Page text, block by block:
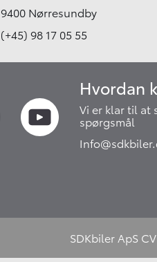
9400 Nørresundby
(+45) 98 17 05 55
Hvordan
Vi er klar til at
spørgsmål
SDKbiler ApS